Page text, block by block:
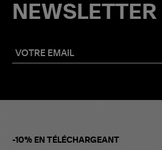
NEWSLETTER
-10% EN TÉLÉCHARGEANT